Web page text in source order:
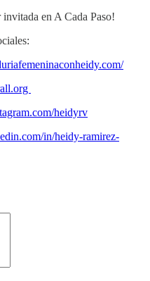
en A Cada Paso!
heidyrv
in/heidy-ramirez-